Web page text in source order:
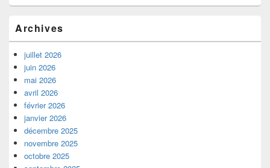
Archives
juillet 2026
juin 2026
mai 2026
avril 2026
février 2026
janvier 2026
décembre 2025
novembre 2025
octobre 2025